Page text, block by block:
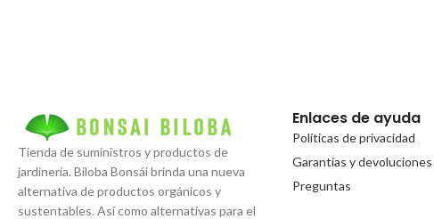
Tienda de suministros y productos de
jardinería. Biloba Bonsái brinda una nueva
alternativa de productos orgánicos y
sustentables. Así como alternativas para el
Enlaces de ayuda
Políticas de privacidad
Garantias y devoluciones
Preguntas